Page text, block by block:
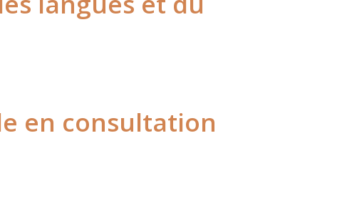
en consultation